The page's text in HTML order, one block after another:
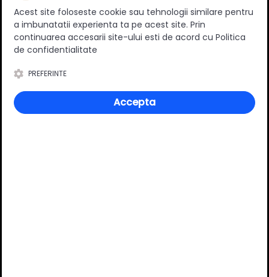
Specificatii
Acest site foloseste cookie sau tehnologii similare pentru
a imbunatatii experienta ta pe acest site. Prin
continuarea accesarii site-ului esti de acord cu Politica
de confidentialitate
PREFERINTE
Accepta